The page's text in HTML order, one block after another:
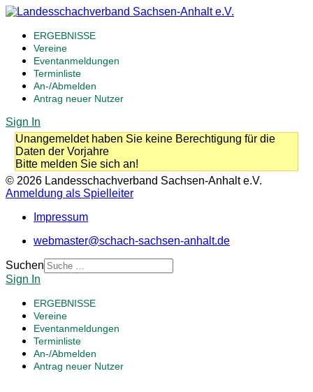
ERGEBNISSE
Vereine
Eventanmeldungen
Terminliste
An-/Abmelden
Antrag neuer Nutzer
Sign In
Unangemeldet haben Sie keine Berechtigung für die
Daten der Vorjahre
Bitte melden Sie sich an!
© 2026 Landesschachverband Sachsen-Anhalt e.V.
Anmeldung als Spielleiter
Impressum
webmaster@schach-sachsen-anhalt.de
Suchen
Sign In
ERGEBNISSE
Vereine
Eventanmeldungen
Terminliste
An-/Abmelden
Antrag neuer Nutzer